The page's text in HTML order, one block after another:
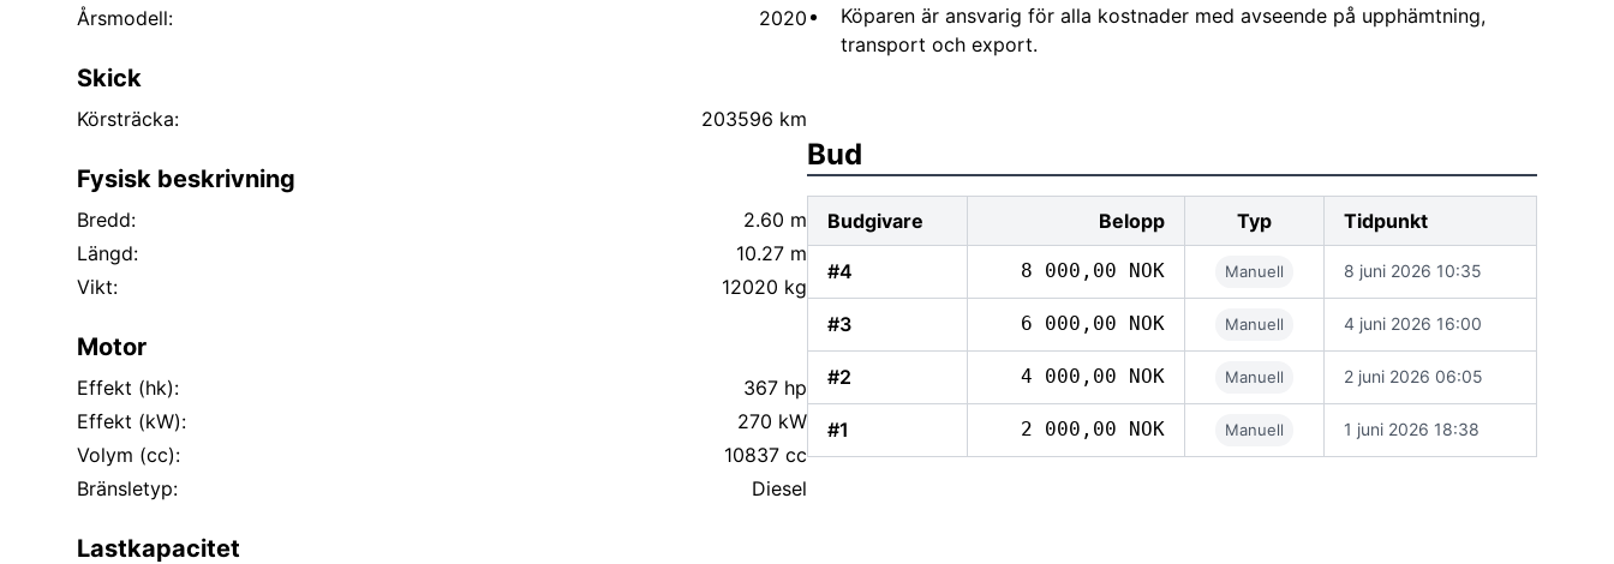
Årsmodell:
2020
Skick
Körsträcka: 203596 km
Fysisk beskrivning
Bredd:
2.60 m
Längd:
10.27 m
Vikt:
12020 kg
Motor
Effekt (hk):
367 hp
Effekt (kW):
270 kW
Volym (cc):
10837 cc
Bränsletyp:
Diesel
Lastkapacitet
Köparen är ansvarig för alla kostnader med avseende på upphämtning,
transport och export.
Bud
Budgivare Belopp Typ Tidpunkt
#4 8 000,00 NOK Manuell 8 juni 2026 10:35
#3 6 000,00 NOK Manuell 4 juni 2026 16:00
#2 4 000,00 NOK Manuell 2 juni 2026 06:05
#1 2 000,00 NOK Manuell 1 juni 2026 18:38